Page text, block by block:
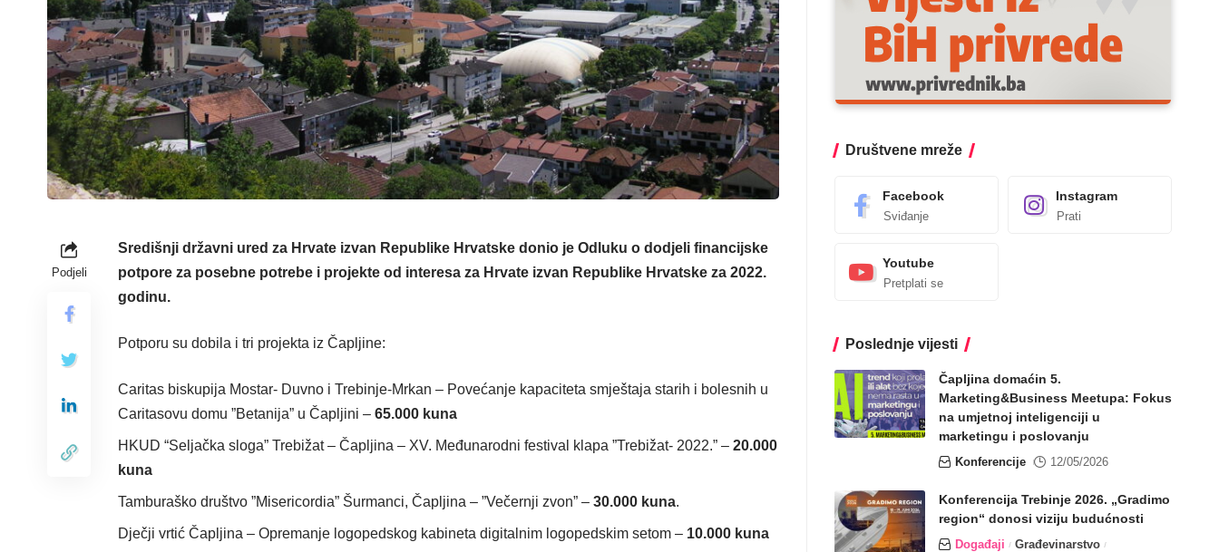
Podjeli
Središnji državni ured za Hrvate izvan Republike Hrvatske donio je Odluku o dodjeli financijske
potpore za posebne potrebe i projekte od interesa za Hrvate izvan Republike Hrvatske za 2022.
godinu.
Potporu su dobila i tri projekta iz Čapljine:
Caritas biskupija Mostar- Duvno i Trebinje-Mrkan – Povećanje kapaciteta smještaja starih i bolesnih u
Caritasovu domu ”Betanija” u Čapljini – 65.000 kuna
HKUD “Seljačka sloga” Trebižat – Čapljina – XV. Međunarodni festival klapa ”Trebižat- 2022.” – 20.000
kuna
Tamburaško društvo ”Misericordia” Šurmanci, Čapljina – ”Večernji zvon” – 30.000 kuna.
Dječji vrtić Čapljina – Opremanje logopedskog kabineta digitalnim logopedskim setom – 10.000 kuna
Društvene mreže
Facebook
Sviđanje
Instagram
Prati
Youtube
Pretplati se
Poslednje vijesti
Čapljina domaćin 5.
Marketing&Business Meetupa: Fokus
na umjetnoj inteligenciji u
marketingu i poslovanju
Konferencije 12/05/2026
Konferencija Trebinje 2026. „Gradimo
region“ donosi viziju budućnosti
Događaji
Građevinarstvo